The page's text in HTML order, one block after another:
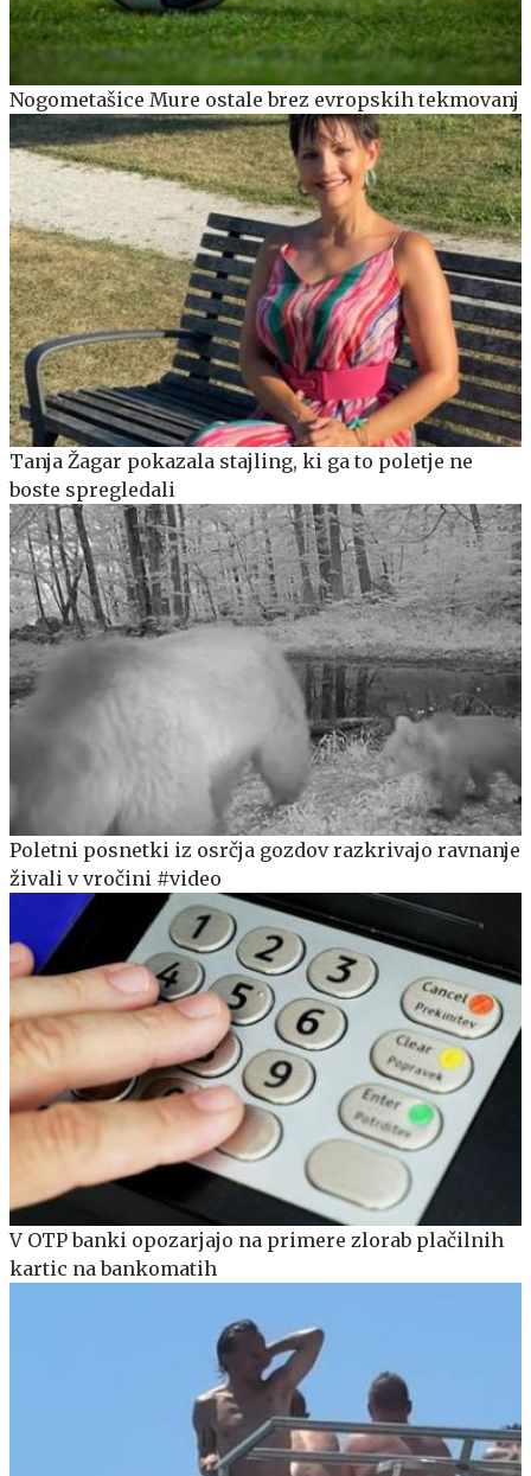
Nogometašice Mure ostale brez evropskih tekmovanj
Tanja Žagar pokazala stajling, ki ga to poletje ne
boste spregledali
Poletni posnetki iz osrčja gozdov razkrivajo ravnanje
živali v vročini #video
V OTP banki opozarjajo na primere zlorab plačilnih
kartic na bankomatih